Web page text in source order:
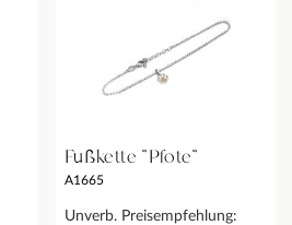
Fußkette "Pfote"
A1665
Unverb. Preisempfehlung: